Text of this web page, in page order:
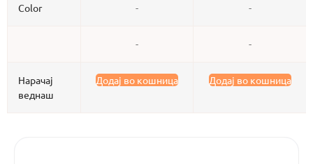
Color - -
- -
Нарачај
веднаш
Додај во кошница Додај во кошница